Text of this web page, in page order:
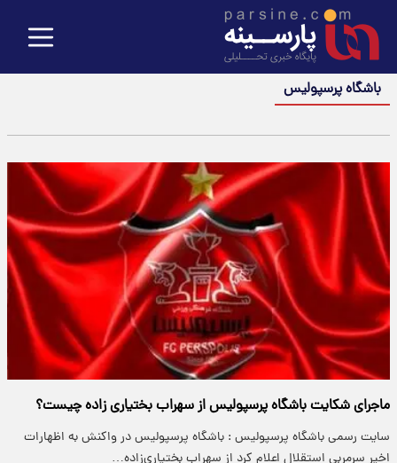
باشگاه پرسپولیس
ماجرای شکایت باشگاه پرسپولیس از سهراب بختیاری زاده چیست؟
سایت رسمی باشگاه پرسپولیس : باشگاه پرسپولیس در واکنش به اظهارات
اخیر سرمربی استقلال اعلام کرد از سهراب بختیاری‌زاده…